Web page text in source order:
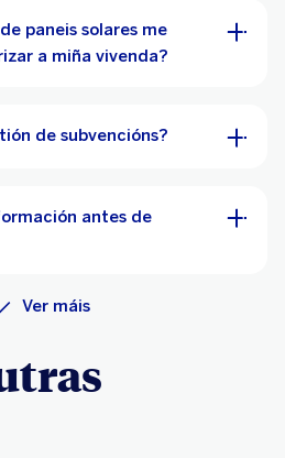
paneis solares me
a miña vivenda?
de subvencións?
antes de
Ver máis